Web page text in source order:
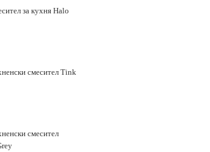
за кухня Halo
смесител Tink
смесител